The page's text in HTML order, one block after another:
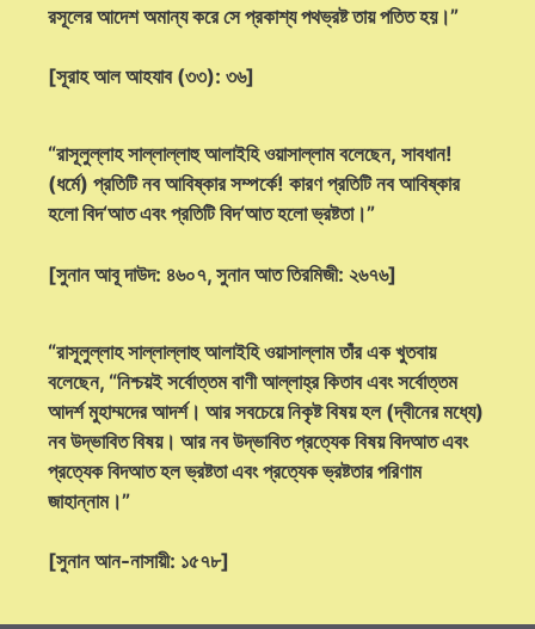
রসূলের আদেশ অমান্য করে সে প্রকাশ্য পথভ্রষ্ট তায় পতিত হয়।”
[সূরাহ আল আহযাব (৩৩): ৩৬]
“রাসূলুল্লাহ সাল্লাল্লাহু আলাইহি ওয়াসাল্লাম বলেছেন, সাবধান!
(ধর্মে) প্রতিটি নব আবিষ্কার সম্পর্কে! কারণ প্রতিটি নব আবিষ্কার
হলো বিদ‘আত এবং প্রতিটি বিদ‘আত হলো ভ্রষ্টতা।”
[সুনান আবূ দাউদ: ৪৬০৭, সুনান আত তিরমিজী: ২৬৭৬]
“রাসূলুল্লাহ সাল্লাল্লাহু আলাইহি ওয়াসাল্লাম তাঁর এক খুতবায়
বলেছেন, “নিশ্চয়ই সর্বোত্তম বাণী আল্লাহ্‌র কিতাব এবং সর্বোত্তম
আদর্শ মুহাম্মদের আদর্শ। আর সবচেয়ে নিকৃষ্ট বিষয় হল (দ্বীনের মধ্যে)
নব উদ্ভাবিত বিষয়। আর নব উদ্ভাবিত প্রত্যেক বিষয় বিদআত এবং
প্রত্যেক বিদআত হল ভ্রষ্টতা এবং প্রত্যেক ভ্রষ্টতার পরিণাম
জাহান্নাম।”
[সুনান আন-নাসায়ী: ১৫৭৮]